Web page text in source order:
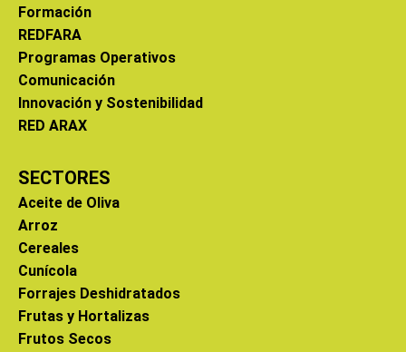
Formación
REDFARA
Programas Operativos
Comunicación
Innovación y Sostenibilidad
RED ARAX
SECTORES
Aceite de Oliva
Arroz
Cereales
Cunícola
Forrajes Deshidratados
Frutas y Hortalizas
Frutos Secos